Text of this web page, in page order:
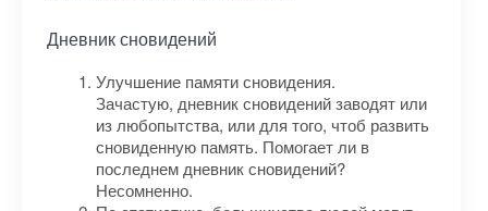
Дневник сновидений
Улучшение памяти сновидения.
Зачастую, дневник сновидений заводят или
из любопытства, или для того, чтоб развить
сновиденную память. Помогает ли в
последнем дневник сновидений?
Несомненно.